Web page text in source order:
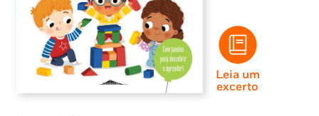
Leia um
excerto